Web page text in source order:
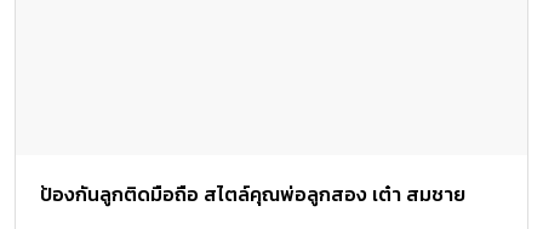
ป้องกันลูกติดมือถือ สไตล์คุณพ่อลูกสอง เต๋า สมชาย